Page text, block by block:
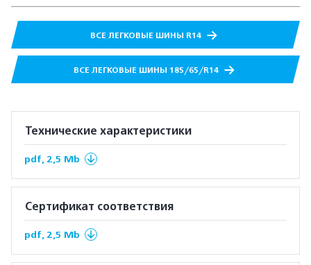
ВСЕ ЛЕГКОВЫЕ ШИНЫ R14
ВСЕ ЛЕГКОВЫЕ ШИНЫ 185/65/R14
Технические характеристики
pdf, 2,5 Mb
Сертификат соответствия
pdf, 2,5 Mb